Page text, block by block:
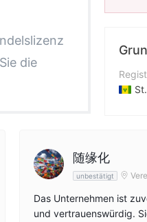
die
随缘化
unbestätigt
Das Unternehmen ist
und vertrauenswürdig.